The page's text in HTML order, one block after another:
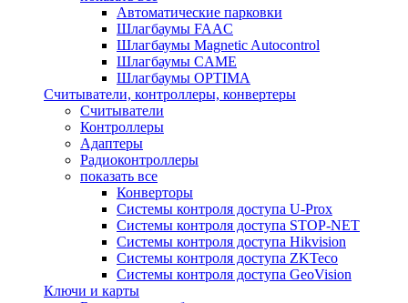
Автоматические парковки
Шлагбаумы FAAC
Шлагбаумы Magnetic Autocontrol
Шлагбаумы CAME
Шлагбаумы OPTIMA
Считыватели, контроллеры, конвертеры
Считыватели
Контроллеры
Адаптеры
Радиоконтроллеры
показать все
Конверторы
Системы контроля доступа U-Prox
Системы контроля доступа STOP-NET
Системы контроля доступа Hikvision
Системы контроля доступа ZKTeco
Системы контроля доступа GeoVision
Ключи и карты